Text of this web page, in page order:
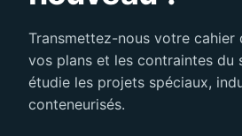
Transmettez-nous votre cahier
vos plans et les contraintes du
étudie les projets spéciaux,
conteneurisés.